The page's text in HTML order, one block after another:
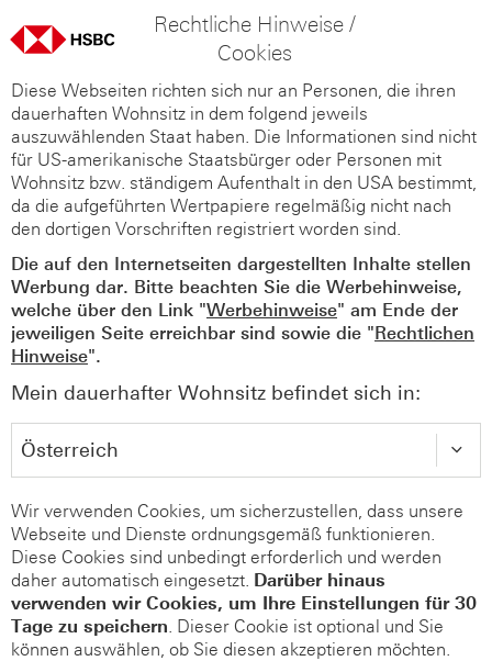
Rechtliche Hinweise /
Cookies
Diese Webseiten richten sich nur an Personen, die ihren
dauerhaften Wohnsitz in dem folgend jeweils
auszuwählenden Staat haben. Die Informationen sind nicht
für US-amerikanische Staatsbürger oder Personen mit
Wohnsitz bzw. ständigem Aufenthalt in den USA bestimmt,
da die aufgeführten Wertpapiere regelmäßig nicht nach
den dortigen Vorschriften registriert worden sind.
Die auf den Internetseiten dargestellten Inhalte stellen
Werbung dar. Bitte beachten Sie die Werbehinweise,
welche über den Link "Werbehinweise" am Ende der
jeweiligen Seite erreichbar sind sowie die "Rechtlichen
Hinweise".
Mein dauerhafter Wohnsitz befindet sich in:
Wir verwenden Cookies, um sicherzustellen, dass unsere
Webseite und Dienste ordnungsgemäß funktionieren.
Diese Cookies sind unbedingt erforderlich und werden
daher automatisch eingesetzt. Darüber hinaus
verwenden wir Cookies, um Ihre Einstellungen für 30
Tage zu speichern. Dieser Cookie ist optional und Sie
können auswählen, ob Sie diesen akzeptieren möchten.